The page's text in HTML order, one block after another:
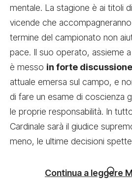
mentale. La stagione è ai titoli
vicende che
termine del campionato non
pace. Il suo operato, assieme
è messo in forte discussione
attuale emersa sul campo, e
di fare un esame di coscienza
le proprie responsabilità. In
Cardinale sarà il giudice
meno, le ultime decisioni
Continua a leggere